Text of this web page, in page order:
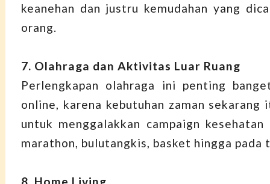
keanehan dan justru kemudahan yang
orang.
7. Olahraga dan Aktivitas Luar Ruang
Perlengkapan olahraga ini penting
online, karena kebutuhan zaman sekarang
untuk menggalakkan campaign
marathon, bulutangkis, basket hingga pada